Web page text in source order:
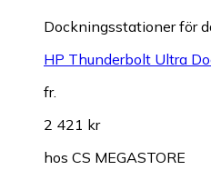
Dockningsstationer för
HP Thunderbolt Ultra
fr.
2 421 kr
hos CS MEGASTORE